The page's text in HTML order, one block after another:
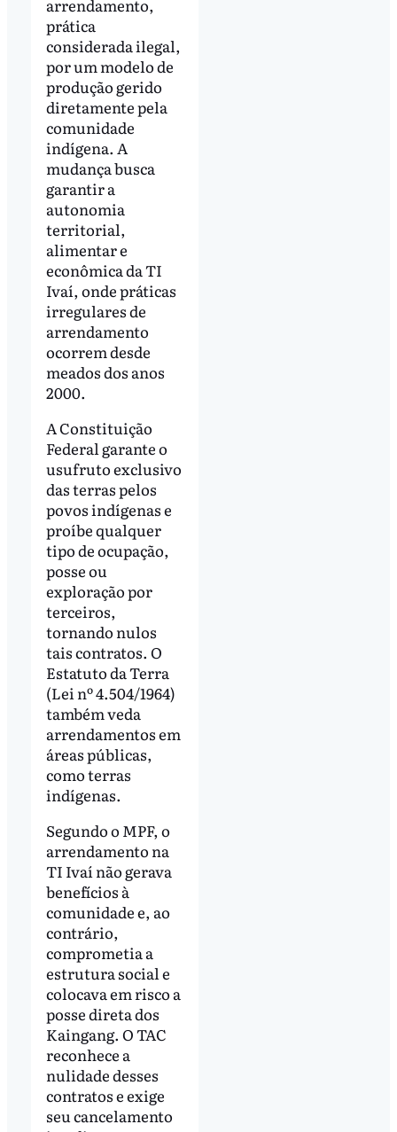
arrendamento,
prática
considerada ilegal,
por um modelo de
produção gerido
diretamente pela
comunidade
indígena. A
mudança busca
garantir a
autonomia
territorial,
alimentar e
econômica da TI
Ivaí, onde práticas
irregulares de
arrendamento
ocorrem desde
meados dos anos
2000.
A Constituição
Federal garante o
usufruto exclusivo
das terras pelos
povos indígenas e
proíbe qualquer
tipo de ocupação,
posse ou
exploração por
terceiros,
tornando nulos
tais contratos. O
Estatuto da Terra
(Lei nº 4.504/1964)
também veda
arrendamentos em
áreas públicas,
como terras
indígenas.
Segundo o MPF, o
arrendamento na
TI Ivaí não gerava
benefícios à
comunidade e, ao
contrário,
comprometia a
estrutura social e
colocava em risco a
posse direta dos
Kaingang. O TAC
reconhece a
nulidade desses
contratos e exige
seu cancelamento